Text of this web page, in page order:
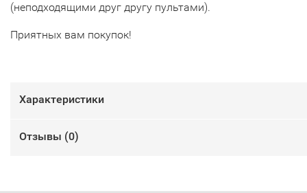
(неподходящими друг другу пультами).
Приятных вам покупок!
Характеристики
Отзывы (0)